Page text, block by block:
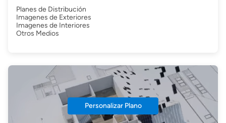
Planes de Distribución
Imagenes de Exteriores
Imagenes de Interiores
Otros Medios
Personalizar Plano